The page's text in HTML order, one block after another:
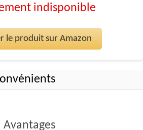
indisponible
le produit sur Amazon
Avantages